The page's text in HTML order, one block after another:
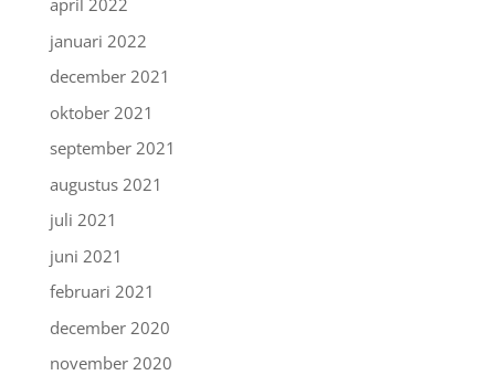
april 2022
januari 2022
december 2021
oktober 2021
september 2021
augustus 2021
juli 2021
juni 2021
februari 2021
december 2020
november 2020